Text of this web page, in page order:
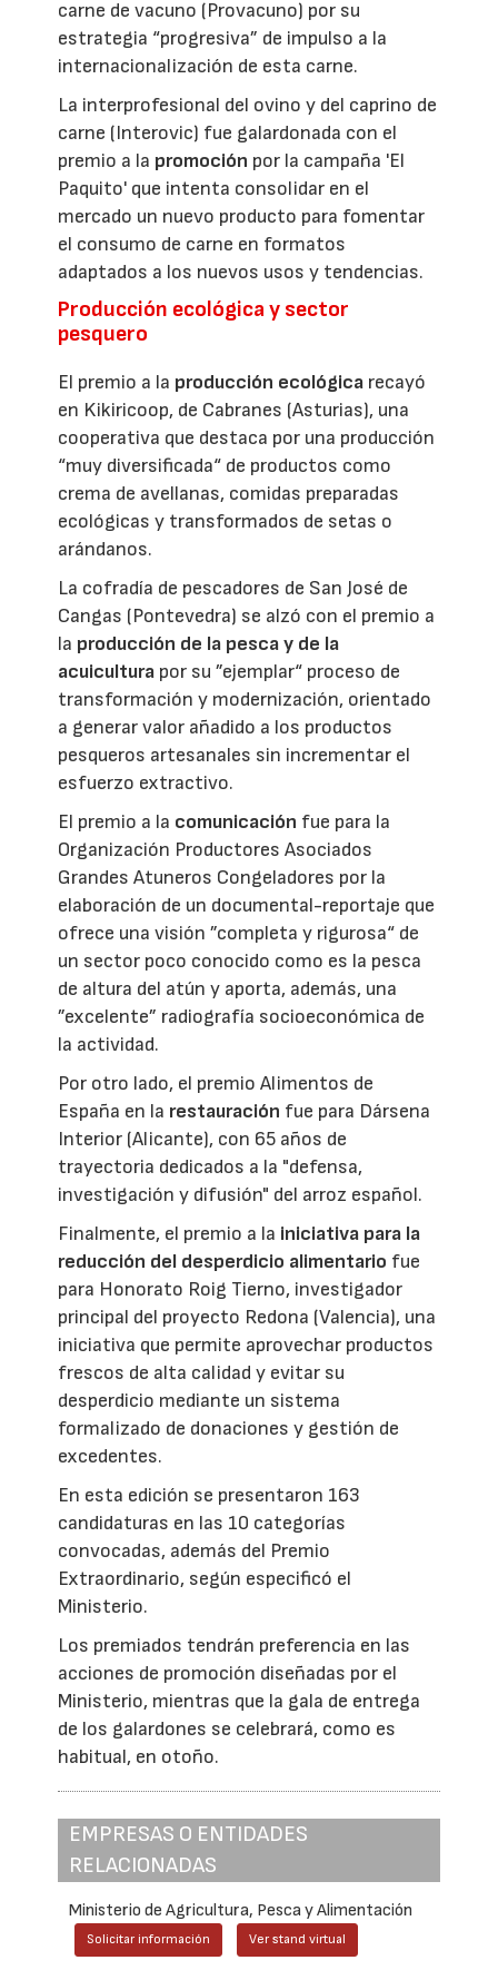
carne de vacuno (Provacuno) por su
estrategia “progresiva” de impulso a la
internacionalización de esta carne.
La interprofesional del ovino y del caprino de
carne (Interovic) fue galardonada con el
premio a la promoción por la campaña 'El
Paquito' que intenta consolidar en el
mercado un nuevo producto para fomentar
el consumo de carne en formatos
adaptados a los nuevos usos y tendencias.
Producción ecológica y sector
pesquero
El premio a la producción ecológica recayó
en Kikiricoop, de Cabranes (Asturias), una
cooperativa que destaca por una producción
“muy diversificada“ de productos como
crema de avellanas, comidas preparadas
ecológicas y transformados de setas o
arándanos.
La cofradía de pescadores de San José de
Cangas (Pontevedra) se alzó con el premio a
la producción de la pesca y de la
acuicultura por su ”ejemplar“ proceso de
transformación y modernización, orientado
a generar valor añadido a los productos
pesqueros artesanales sin incrementar el
esfuerzo extractivo.
El premio a la comunicación fue para la
Organización Productores Asociados
Grandes Atuneros Congeladores por la
elaboración de un documental-reportaje que
ofrece una visión ”completa y rigurosa“ de
un sector poco conocido como es la pesca
de altura del atún y aporta, además, una
”excelente” radiografía socioeconómica de
la actividad.
Por otro lado, el premio Alimentos de
España en la restauración fue para Dársena
Interior (Alicante), con 65 años de
trayectoria dedicados a la "defensa,
investigación y difusión" del arroz español.
Finalmente, el premio a la iniciativa para la
reducción del desperdicio alimentario fue
para Honorato Roig Tierno, investigador
principal del proyecto Redona (Valencia), una
iniciativa que permite aprovechar productos
frescos de alta calidad y evitar su
desperdicio mediante un sistema
formalizado de donaciones y gestión de
excedentes.
En esta edición se presentaron 163
candidaturas en las 10 categorías
convocadas, además del Premio
Extraordinario, según especificó el
Ministerio.
Los premiados tendrán preferencia en las
acciones de promoción diseñadas por el
Ministerio, mientras que la gala de entrega
de los galardones se celebrará, como es
habitual, en otoño.
EMPRESAS O ENTIDADES
RELACIONADAS
Ministerio de Agricultura, Pesca y Alimentación
Solicitar información Ver stand virtual